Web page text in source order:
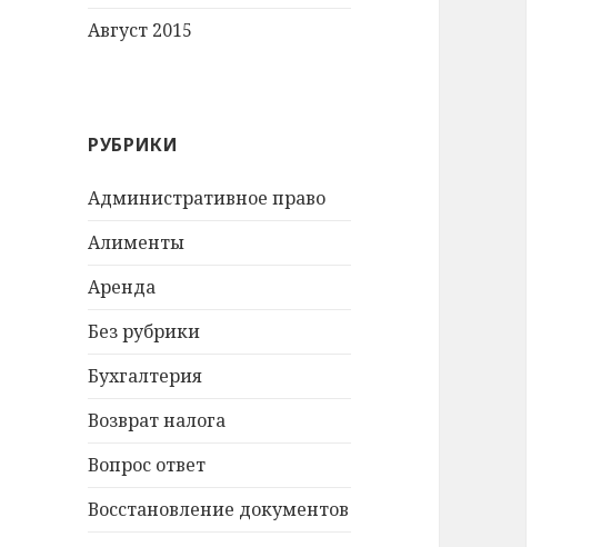
Август 2015
РУБРИКИ
Административное право
Алименты
Аренда
Без рубрики
Бухгалтерия
Возврат налога
Вопрос ответ
Восстановление документов